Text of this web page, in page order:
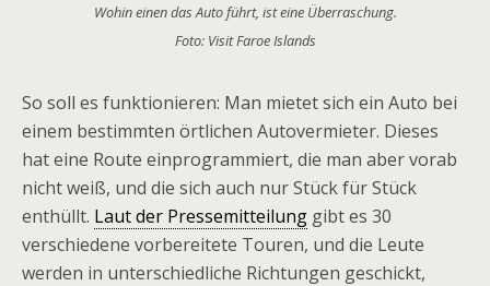
Wohin einen das Auto führt, ist eine Überraschung.
Foto: Visit Faroe Islands
So soll es funktionieren: Man mietet sich ein Auto bei
einem bestimmten örtlichen Autovermieter. Dieses
hat eine Route einprogrammiert, die man aber vorab
nicht weiß, und die sich auch nur Stück für Stück
enthüllt. Laut der Pressemitteilung gibt es 30
verschiedene vorbereitete Touren, und die Leute
werden in unterschiedliche Richtungen geschickt,